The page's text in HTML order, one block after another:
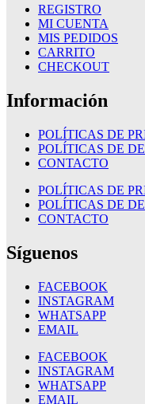
REGISTRO
MI CUENTA
MIS PEDIDOS
CARRITO
CHECKOUT
Información
POLÍTICAS DE
POLÍTICAS DE
CONTACTO
POLÍTICAS DE
POLÍTICAS DE
CONTACTO
Síguenos
FACEBOOK
INSTAGRAM
WHATSAPP
EMAIL
FACEBOOK
INSTAGRAM
WHATSAPP
EMAIL